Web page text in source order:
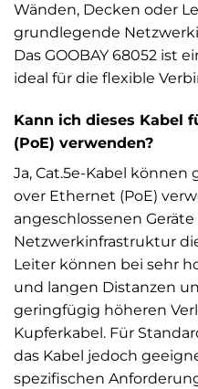
Wänden, Decken oder
grundlegende
Das GOOBAY 68052 ist
ideal für die flexible
Kann ich dieses Kabel
(PoE) verwenden?
Ja, Cat.5e-Kabel
over Ethernet (PoE)
angeschlossenen
Netzwerkinfrastruktur
Leiter können bei sehr
und langen Distanzen
geringfügig höheren
Kupferkabel. Für
das Kabel jedoch
spezifischen